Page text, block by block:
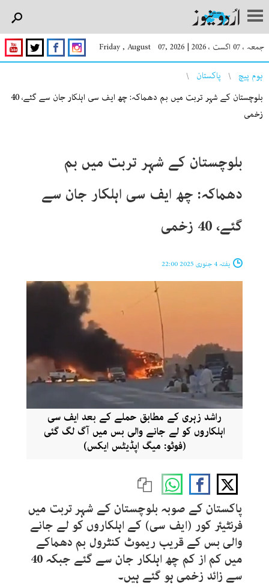
جمعہ ، 07 اگست ، 2026 |
Friday , August 07, 2026
You are here
ہوم پیچ
پاکستان
بلوچستان کے شہر تربت میں بم دھماکہ: چھ ایف سی اہلکار جان سے گئے، 40
زخمی
بلوچستان کے شہر تربت میں بم
دھماکہ: چھ ایف سی اہلکار جان سے
گئے، 40 زخمی
ہفتہ 4 جنوری 2025 22:00
راشد زہری کے مطابق حملے کے بعد ایف سی
اہلکاروں کو لے جانے والی بس میں آگ لگ گئی
(فوٹو: میگ اپڈیٹس ایکس)
پاکستان کے صوبہ بلوچستان کے شہر تربت میں
فرنٹیئر کور (ایف سی) کے اہلکاروں کو لے جانے
والی بس کے قریب ریموٹ کنٹرول بم دھماکے
میں کم از کم چھ اہلکار جان سے گئے جبکہ 40
سے زائد زخمی ہو گئے ہیں۔